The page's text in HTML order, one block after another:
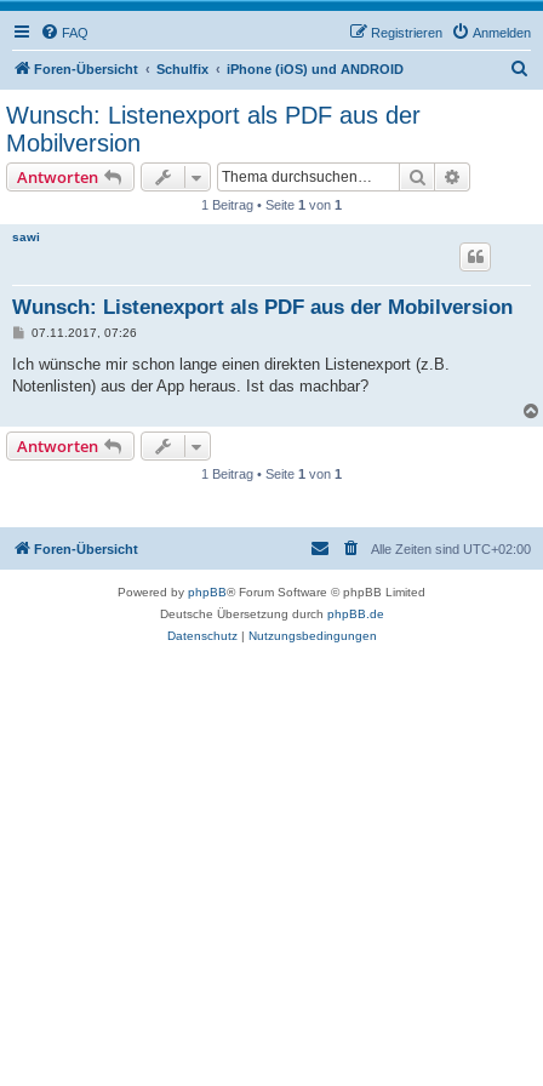
FAQ Anmelden
Registrieren
Foren-Übersicht Schulfix iPhone (iOS) und ANDROID
Wunsch: Listenexport als PDF aus der
Mobilversion
Antworten Suche
1 Beitrag • Seite 1 von 1
sawi
Wunsch: Listenexport als PDF aus der Mobilversion
B
i
r
07.11.2017, 07:26
Ich wünsche mir schon lange einen direkten Listenexport (z.B.
Notenlisten) aus der App heraus. Ist das machbar?
Antworten
1 Beitrag • Seite 1 von 1
Foren-Übersicht Alle Zeiten sind UTC+02:00
Powered by phpBB® Forum Software © phpBB Limited
Deutsche Übersetzung durch phpBB.de
Datenschutz| Nutzungsbedingungen